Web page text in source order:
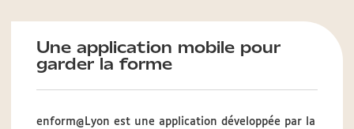
Une application mobile pour
garder la forme
enform@Lyon est une application développée par la